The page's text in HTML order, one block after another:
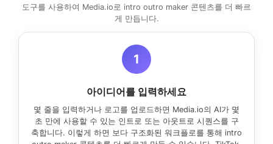
도구를 사용하여 Media.io로 intro outro maker 콘텐츠를 더 빠르
게 만듭니다.
1
아이디어를 입력하세요
몇 줄을 입력하거나 로고를 업로드하면 Media.io의 AI가 몇
초 만에 사용할 수 있는 인트로 또는 아웃트로 시퀀스를 구
축합니다. 이렇게 하면 보다 구조화된 워크플로를 통해 intro